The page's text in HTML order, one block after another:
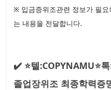
※ 입금증위조관련 정보가 필
는 내용을 전달합니다.
✔️ ⭐텔:COPYNAMU⭐
졸업장위조 최종학력증